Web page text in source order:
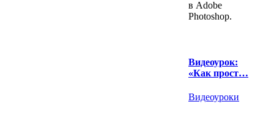
в Adobe
Photoshop.
Видеоурок:
«Как прост…
Видеоуроки